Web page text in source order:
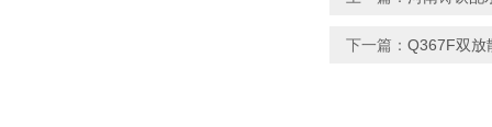
下一篇： Q367F双放